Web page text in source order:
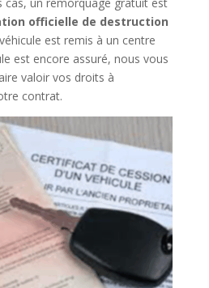
officielle de destruction
est remis à un centre
est encore assuré, nous vous
valoir vos droits à
contrat.